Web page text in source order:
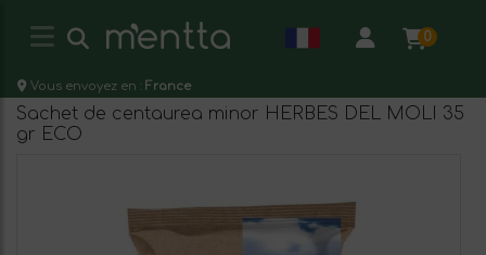
0
Vous envoyez en : France
Sachet de centaurea minor HERBES DEL MOLI 35
gr ECO